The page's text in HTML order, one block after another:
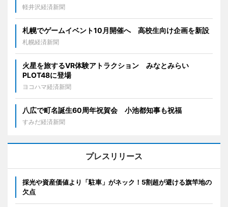
軽井沢経済新聞
札幌でゲームイベント10月開催へ 高校生向け企画を新設
札幌経済新聞
火星を旅するVR体験アトラクション みなとみらい
PLOT48に登場
ヨコハマ経済新聞
八広で町名誕生60周年祝賀会 小池都知事も祝福
すみだ経済新聞
プレスリリース
採光や資産価値より「駐車」がネック！5割超が避ける旗竿地の
欠点